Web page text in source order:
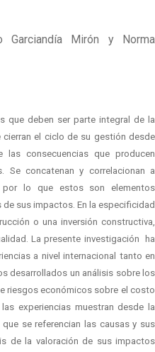
Garciandía Mirón y Norma
que deben ser parte integral de la
el ciclo de su gestión desde
consecuencias que producen
Se concatenan y correlacionan a
lo que estos son elementos
sus impactos. En la especificidad
o una inversión constructiva,
La presente investigación
ha
a nivel internacional tanto en
desarrollados un análisis sobre los
riesgos económicos sobre el costo
experiencias muestran desde la
se referencian las causas y sus
de la valoración de sus impactos